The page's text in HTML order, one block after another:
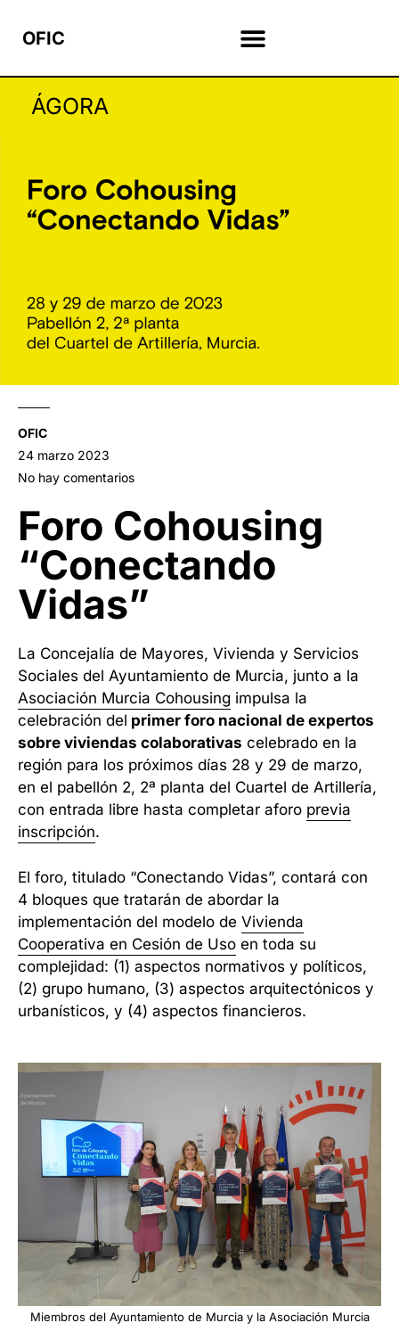
OFIC
ÁGORA
OFIC
24 marzo 2023
No hay comentarios
Foro Cohousing
“Conectando
Vidas”
La Concejalía de Mayores, Vivienda y Servicios
Sociales del Ayuntamiento de Murcia, junto a la
Asociación Murcia Cohousing impulsa la
celebración del primer foro nacional de expertos
sobre viviendas colaborativas celebrado en la
región para los próximos días 28 y 29 de marzo,
en el pabellón 2, 2ª planta del Cuartel de Artillería,
con entrada libre hasta completar aforo previa
inscripción.
El foro, titulado “Conectando Vidas”, contará con
4 bloques que tratarán de abordar la
implementación del modelo de Vivienda
Cooperativa en Cesión de Uso en toda su
complejidad: (1) aspectos normativos y políticos,
(2) grupo humano, (3) aspectos arquitectónicos y
urbanísticos, y (4) aspectos financieros.
Miembros del Ayuntamiento de Murcia y la Asociación Murcia